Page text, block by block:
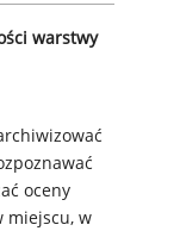
warstwy
oceny
miejscu, w